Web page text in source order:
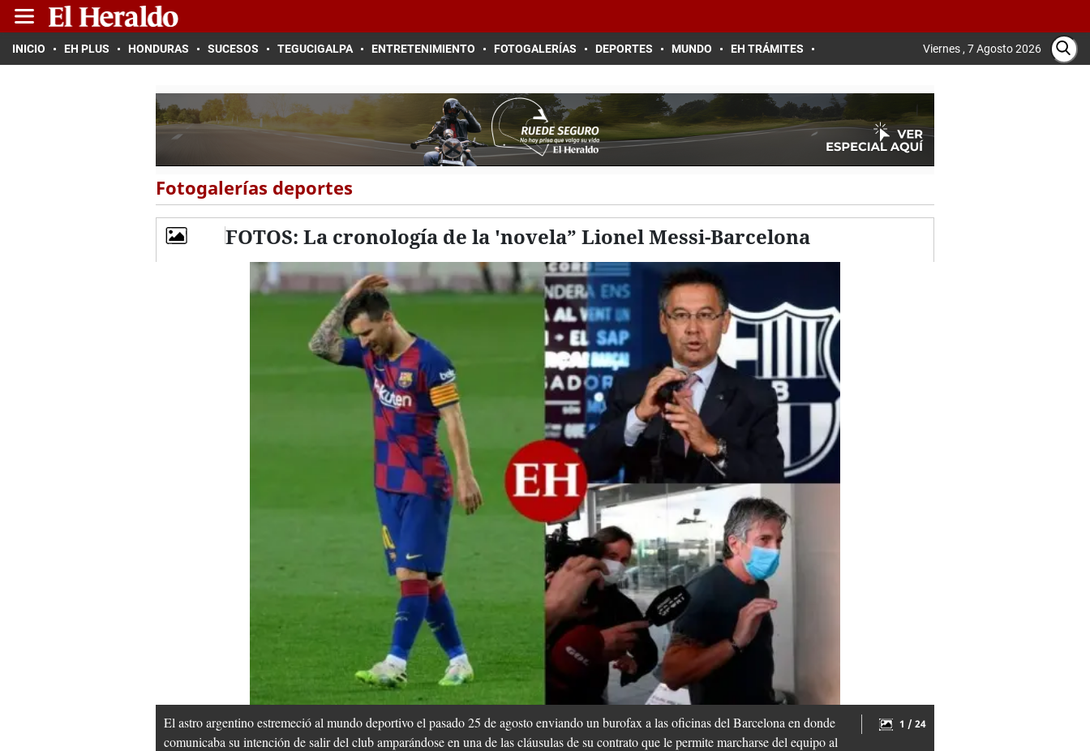
INICIO EH PLUS HONDURAS SUCESOS TEGUCIGALPA ENTRETENIMIENTO FOTOGALERÍAS DEPORTES MUNDO EH TRÁMITES Viernes , 7 Agosto 2026
Fotogalerías deportes
FOTOS: La cronología de la 'novela” Lionel Messi-Barcelona
El astro argentino estremeció al mundo deportivo el pasado 25 de agosto enviando un burofax a las oficinas del Barcelona en donde
comunicaba su intención de salir del club amparándose en una de las cláusulas de su contrato que le permite marcharse del equipo al
1 / 24